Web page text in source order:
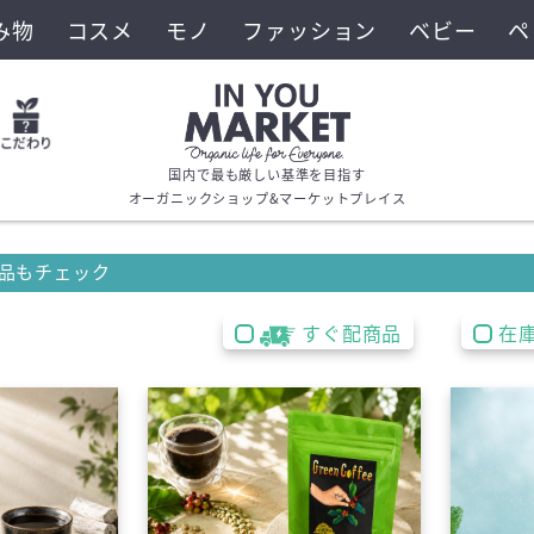
物 コスメ モノ ファッション ベビー
国内で最も厳しい基準を目指す
オーガニックショップ&マーケットプレイス
もチェック
すぐ配商品 在